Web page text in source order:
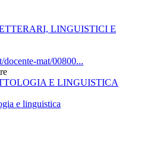
LINGUISTICI E
docente-mat/00800...
E LINGUISTICA
e linguistica